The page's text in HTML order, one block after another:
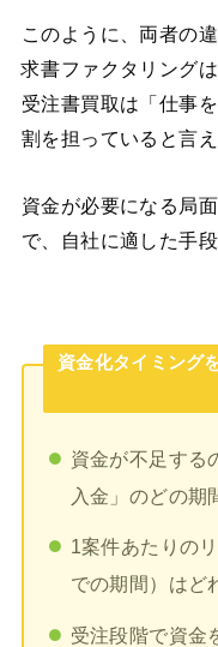
このように、両者の
求書ファクタリング
受注書買取は「仕事
割を担っていると言え
資金が必要になる局
で、自社に適した手
資金化タイミング
資金が不足する
入金」のどの期
1案件あたりの
での期間）はど
受注段階で資金